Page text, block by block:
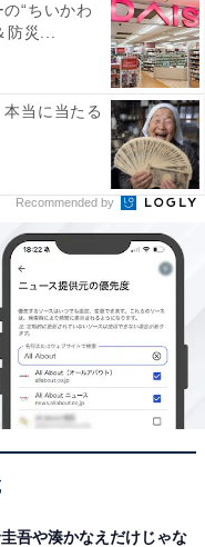
だけで楽しむのが元
すよね。
“ちいかわ
災...
本当に当たる
Recommended by
吾や湊かなえだけじゃな